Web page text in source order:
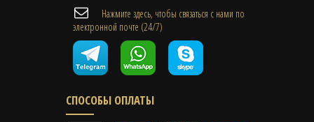
Нажмите здесь, чтобы связаться с нами по
электронной почте (24/7)
СПОСОБЫ ОПЛАТЫ